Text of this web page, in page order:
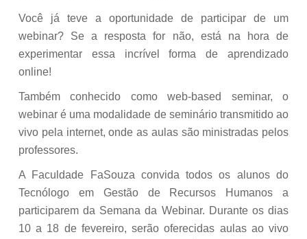
Você já teve a oportunidade de participar de um
webinar? Se a resposta for não, está na hora de
experimentar essa incrível forma de aprendizado
online!
Também conhecido como web-based seminar, o
webinar é uma modalidade de seminário transmitido ao
vivo pela internet, onde as aulas são ministradas pelos
professores.
A Faculdade FaSouza convida todos os alunos do
Tecnólogo em Gestão de Recursos Humanos a
participarem da Semana da Webinar. Durante os dias
10 a 18 de fevereiro, serão oferecidas aulas ao vivo